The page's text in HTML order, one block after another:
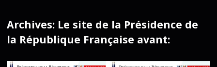
Archives: Le site de la Présidence de
la République Française avant: